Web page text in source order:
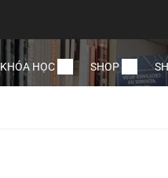
KHÓA HỌC SHOP